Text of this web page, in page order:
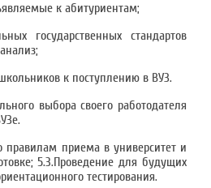
к абитуриентам;
государственных стандартов
к поступлению в ВУЗ.
выбора своего работодателя
правилам приема в университет и
5.3.Проведение для будущих
тестирования.